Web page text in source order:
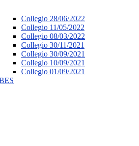
Collegio 28/06/2022
Collegio 11/05/2022
Collegio 08/03/2022
Collegio 30/11/2021
Collegio 30/09/2021
Collegio 10/09/2021
Collegio 01/09/2021